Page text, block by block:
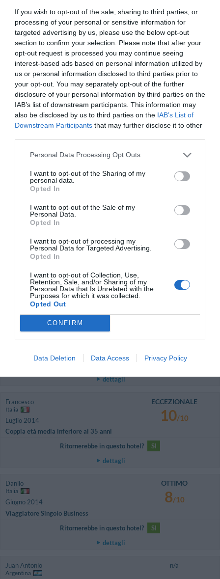
If you wish to opt-out of the sale, sharing to third parties, or
processing of your personal or sensitive information for
targeted advertising by us, please use the below opt-out
section to confirm your selection. Please note that after your
opt-out request is processed you may continue seeing
interest-based ads based on personal information utilized by
us or personal information disclosed to third parties prior to
your opt-out. You may separately opt-out of the further
disclosure of your personal information by third parties on the
IAB’s list of downstream participants. This information may
also be disclosed by us to third parties on the IAB’s List of
Downstream Participants that may further disclose it to other
Personal Data Processing Opt Outs
I want to opt-out of the Sharing of my
personal data.
Opted In
I want to opt-out of the Sale of my
Personal Data.
Opted In
I want to opt-out of processing my
Personal Data for Targeted Advertising.
Opted In
I want to opt-out of Collection, Use,
Retention, Sale, and/or Sharing of my
Personal Data that Is Unrelated with the
Purposes for which it was collected.
Opted Out
CONFIRM
Data Deletion Data Access Privacy Policy
Settembre 2014
Coppia età media inferiore ai 35 anni
6.6/10
Ritornerebbe in questo hotel?
SI
dettagli
Andrea
Italia
Settembre 2014
Coppia età media superiore ai 35 anni
BUONO
7.6
Ritornerebbe in questo hotel?
SI
Settembre 2014
Coppia età media superiore ai 35 anni
BUONO
7.8/10
Settembre 2014
BUONO
7.8
Ritornerebbe in questo hotel?
dettagli
Agosto 2014
Ritornerebbe in questo hotel?
NON SO
dettagli
Francesco
Italia
Luglio 2014
Coppia età media inferiore ai 35 anni
ECCEZIONALE
10/10
Ritornerebbe in questo hotel?
SI
dettagli
Danilo
Italia
Giugno 2014
Viaggiatore Singolo Business
OTTIMO
8/10
Ritornerebbe in questo hotel?
SI
dettagli
Juan Antonio
Argentina
n/a